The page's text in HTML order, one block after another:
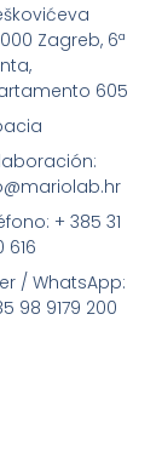
Zagreb, 6ª
605
+ 385 31
616
/ WhatsApp:
98 9179 200